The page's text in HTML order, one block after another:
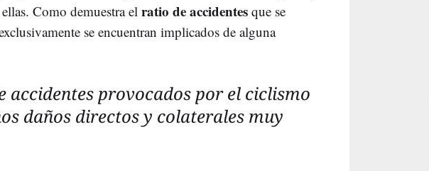
Como demuestra el ratio de accidentes que se
se encuentran implicados de alguna
accidentes provocados por el ciclismo
daños directos y colaterales muy